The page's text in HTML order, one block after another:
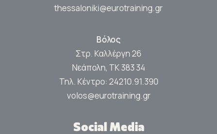
thessaloniki@eurotraining.gr
Βόλος
Στρ. Καλλέργη 26
Νεάπολη, ΤΚ 383 34
Τηλ. Κέντρο: 24210.91.390
volos@eurotraining.gr
Social Media